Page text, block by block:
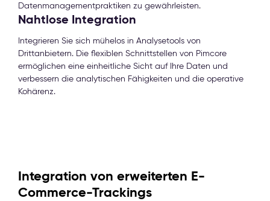
Datenmanagementpraktiken zu gewährleisten.
Nahtlose Integration
Integrieren Sie sich mühelos in Analysetools von
Drittanbietern. Die flexiblen Schnittstellen von Pimcore
ermöglichen eine einheitliche Sicht auf Ihre Daten und
verbessern die analytischen Fähigkeiten und die operative
Kohärenz.
Integration von erweiterten E-
Commerce-Trackings